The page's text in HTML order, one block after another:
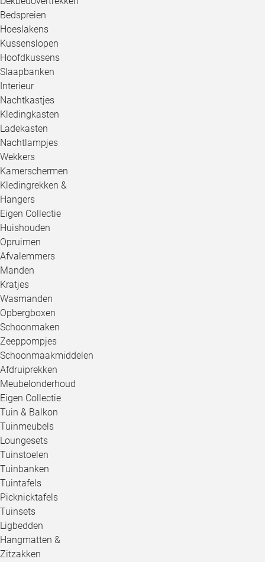
Bedspreien
Hoeslakens
Kussenslopen
Hoofdkussens
Slaapbanken
Interieur
Nachtkastjes
Kledingkasten
Ladekasten
Nachtlampjes
Wekkers
Kamerschermen
Kledingrekken &
Hangers
Eigen Collectie
Huishouden
Opruimen
Afvalemmers
Manden
Kratjes
Wasmanden
Opbergboxen
Schoonmaken
Zeeppompjes
Schoonmaakmiddelen
Afdruiprekken
Meubelonderhoud
Eigen Collectie
Tuin & Balkon
Tuinmeubels
Loungesets
Tuinstoelen
Tuinbanken
Tuintafels
Picknicktafels
Tuinsets
Ligbedden
Hangmatten &
Zitzakken